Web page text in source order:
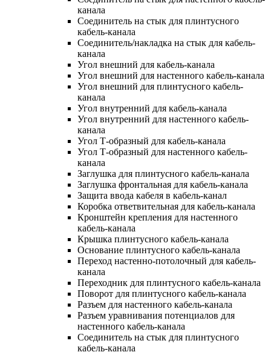
канала
Соединитель на стык для плинтусного
кабель-канала
Соединитель/накладка на стык для кабель-
канала
Угол внешний для кабель-канала
Угол внешний для настенного кабель-канала
Угол внешний для плинтусного кабель-
канала
Угол внутренний для кабель-канала
Угол внутренний для настенного кабель-
канала
Угол Т-образный для кабель-канала
Угол Т-образный для настенного кабель-
канала
Заглушка для плинтусного кабель-канала
Заглушка фронтальная для кабель-канала
Защита ввода кабеля в кабель-канал
Коробка ответвительная для кабель-канала
Кронштейн крепления для настенного
кабель-канала
Крышка плинтусного кабель-канала
Основание плинтусного кабель-канала
Переход настенно-потолочный для кабель-
канала
Переходник для плинтусного кабель-канала
Поворот для плинтусного кабель-канала
Разъем для настенного кабель-канала
Разъем уравнивания потенциалов для
настенного кабель-канала
Соединитель на стык для плинтусного
кабель-канала